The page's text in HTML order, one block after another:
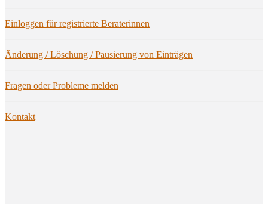
Ein­log­gen für regis­trier­te Beraterinnen
Ände­rung / Löschung / Pau­sie­rung von Einträgen
Fra­gen oder Pro­ble­me melden
Kon­takt